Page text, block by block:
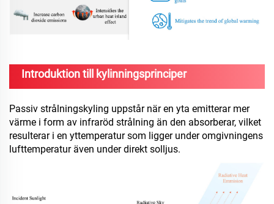
Introduktion till kylinningsprinciper
Passiv strålningskyling uppstår när en yta emitterar mer
värme i form av infraröd strålning än den absorberar, vilket
resulterar i en yttemperatur som ligger under omgivningens
lufttemperatur även under direkt solljus.